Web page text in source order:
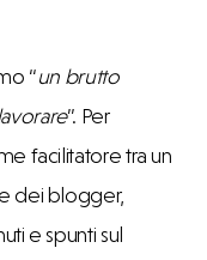
“un brutto
”. Per
facilitatore tra un
dei blogger,
e spunti sul